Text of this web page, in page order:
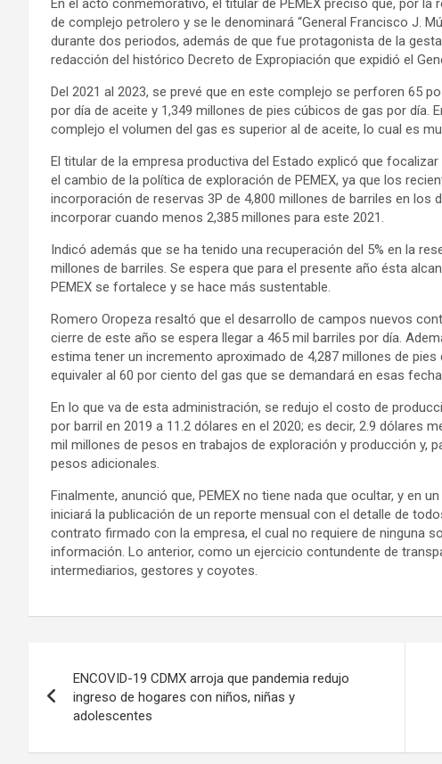
En el acto conmemorativo, el titular de PEMEX precisó que, por
de complejo petrolero y se le denominará “General Francisco J.
durante dos periodos, además de que fue protagonista de la
redacción del histórico Decreto de Expropiación que expidió el
Del 2021 al 2023, se prevé que en este complejo se perforen 65
por día de aceite y 1,349 millones de pies cúbicos de gas por
complejo el volumen del gas es superior al de aceite, lo cual es
El titular de la empresa productiva del Estado explicó que
el cambio de la política de exploración de PEMEX, ya que los
incorporación de reservas 3P de 4,800 millones de barriles en
incorporar cuando menos 2,385 millones para este 2021.
Indicó además que se ha tenido una recuperación del 5% en la
millones de barriles. Se espera que para el presente año ésta
PEMEX se fortalece y se hace más sustentable.
Romero Oropeza resaltó que el desarrollo de campos nuevos
cierre de este año se espera llegar a 465 mil barriles por día.
estima tener un incremento aproximado de 4,287 millones de
equivaler al 60 por ciento del gas que se demandará en esas
En lo que va de esta administración, se redujo el costo de
por barril en 2019 a 11.2 dólares en el 2020; es decir, 2.9 dólares
mil millones de pesos en trabajos de exploración y producción y,
pesos adicionales.
Finalmente, anunció que, PEMEX no tiene nada que ocultar, y en
iniciará la publicación de un reporte mensual con el detalle de
contrato firmado con la empresa, el cual no requiere de ninguna
información. Lo anterior, como un ejercicio contundente de
intermediarios, gestores y coyotes.
de
ENCOVID-19 CDMX arroja que pandemia redujo
ingreso de hogares con niños, niñas y
adolescentes